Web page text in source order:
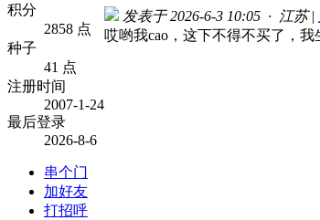
积分
2858 点
种子
41 点
注册时间
2007-1-24
最后登录
2026-8-6
串个门
加好友
打招呼
发表于 2026-6-3 10:05 · 江苏 |
哎哟我cao，这下不得不买了，我